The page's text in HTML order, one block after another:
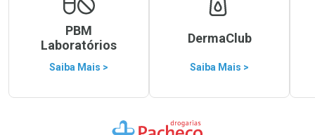
PBM
Laboratórios
Saiba Mais >
DermaClub
Saiba Mais >
Ir para a Home